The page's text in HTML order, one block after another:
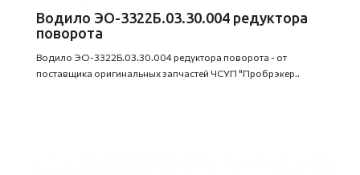
Водило ЭО-3322Б.03.30.004 редуктора
поворота
Водило ЭО-3322Б.03.30.004 редуктора поворота - от
поставщика оригинальных запчастей ЧСУП "Пробрэкер..